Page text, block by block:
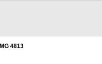
IMG 4813